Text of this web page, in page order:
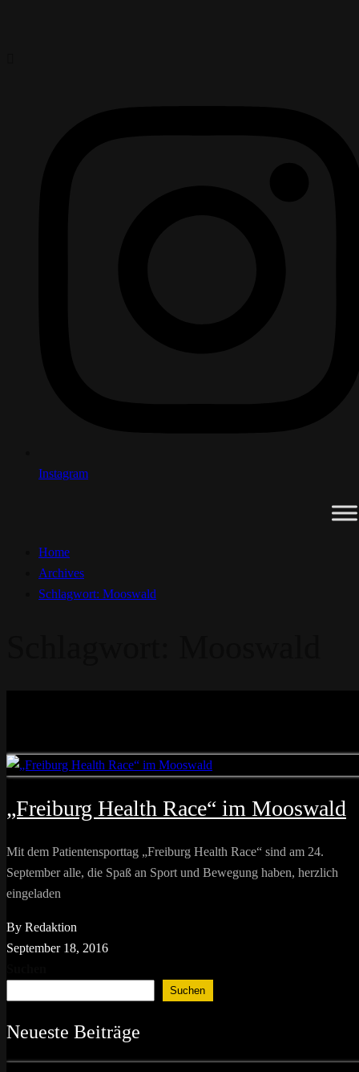
Instagram
Home
Archives
Schlagwort: Mooswald
„Freiburg Health Race“ im Mooswald
Mit dem Patientensporttag „Freiburg Health Race“ sind am 24.
September alle, die Spaß an Sport und Bewegung haben, herzlich
eingeladen
By Redaktion
September 18, 2016
Suchen
Neueste Beiträge